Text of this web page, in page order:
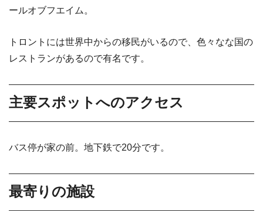
ールオブフエイム。
トロントには世界中からの移民がいるので、色々なな国の
レストランがあるので有名です。
主要スポットへのアクセス
バス停が家の前。地下鉄で20分です。
最寄りの施設